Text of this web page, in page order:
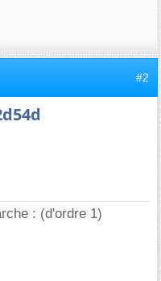
#2
: (d'ordre 1)